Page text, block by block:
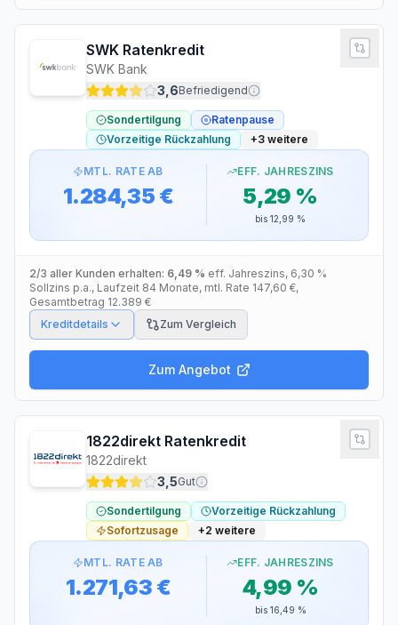
SWK Ratenkredit
SWK Bank
3,6Befriedigend
Sondertilgung
Ratenpause
Vorzeitige Rückzahlung
+3 weitere
MTL. RATE AB
1.284,35 €
EFF. JAHRESZINS
5,29 %
bis 12,99 %
2/3 aller Kunden erhalten: 6,49 % eff. Jahreszins, 6,30 %
Sollzins p.a., Laufzeit 84 Monate, mtl. Rate 147,60 €,
Gesamtbetrag 12.389 €
Kreditdetails
Zum Vergleich
Zum Angebot
1822direkt Ratenkredit
1822direkt
3,5Gut
Sondertilgung
Vorzeitige Rückzahlung
Sofortzusage
+2 weitere
MTL. RATE AB
1.271,63 €
EFF. JAHRESZINS
4,99 %
bis 16,49 %